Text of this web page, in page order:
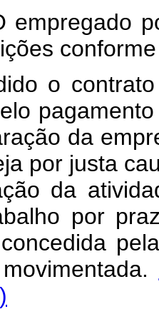
o contrato
da
por justa
da
por